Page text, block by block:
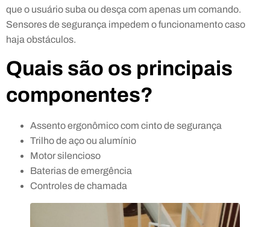
que o usuário suba ou desça com apenas um comando.
Sensores de segurança impedem o funcionamento caso
haja obstáculos.
Quais são os principais
componentes?
Assento ergonômico com cinto de segurança
Trilho de aço ou alumínio
Motor silencioso
Baterias de emergência
Controles de chamada